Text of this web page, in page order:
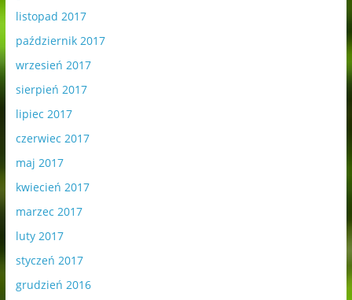
listopad 2017
październik 2017
wrzesień 2017
sierpień 2017
lipiec 2017
czerwiec 2017
maj 2017
kwiecień 2017
marzec 2017
luty 2017
styczeń 2017
grudzień 2016